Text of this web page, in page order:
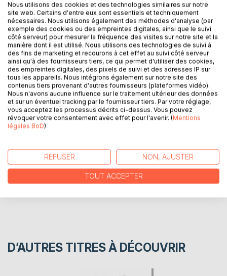
DESCRIPTION
Sir Arthur Conan Doyle nous livre une vision pleine
d'humour et de charme des aventures d'un officier
d'empire atypique mais tellement français.
AUTEUR(S)
CRITIQUES PRESSE
D’AUTRES TITRES À DÉCOUVRIR
Nous utilisons des cookies et des technologies similaires sur notre
site web. Certains d'entre eux sont essentiels et techniquement
nécessaires. Nous utilisons également des méthodes d'analyse (par
exemple des cookies ou des empreintes digitales, ainsi que le suivi
côté serveur) pour mesurer la fréquence des visites sur notre site et la
manière dont il est utilisé. Nous utilisons des technologies de suivi à
des fins de marketing et recourons à cet effet au suivi côté serveur
ainsi qu'à des fournisseurs tiers, ce qui permet d'utiliser des cookies,
des empreintes digitales, des pixels de suivi et des adresses IP sur
tous les appareils. Nous intégrons également sur notre site des
contenus tiers provenant d'autres fournisseurs (plateformes vidéo).
Nous n'avons aucune influence sur le traitement ultérieur des données
et sur un éventuel tracking par le fournisseur tiers. Par votre réglage,
vous acceptez les processus décrits ci-dessus. Vous pouvez
révoquer votre consentement avec effet pour l'avenir. (Mentions
légales BoD)
REFUSER NON, AJUSTER
TOUT ACCEPTER